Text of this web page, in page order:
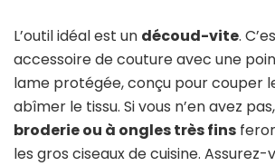
L’outil idéal est un découd-vite.
accessoire de couture avec une
lame protégée, conçu pour couper
abîmer le tissu. Si vous n’en avez
broderie ou à ongles très fins
les gros ciseaux de cuisine.